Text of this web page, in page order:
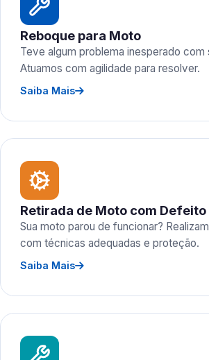
Reboque para Moto
Teve algum problema inesperado com
Atuamos com agilidade para resolver.
Saiba Mais
Retirada de Moto com Defeito
Sua moto parou de funcionar?
com técnicas adequadas e proteção.
Saiba Mais